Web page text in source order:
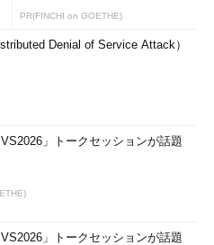
PR(FINCHI on GOETHE)
Denial of Service Attack）
」トークセッションが話題
」トークセッションが話題